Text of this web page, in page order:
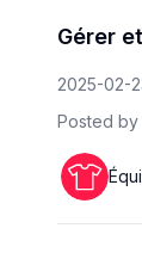
Gérer
2025-02-
Posted by